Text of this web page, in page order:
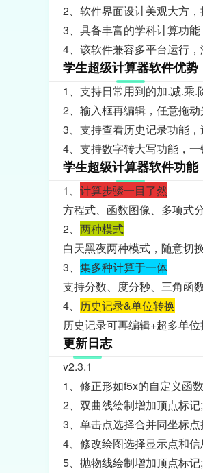
2、软件界面设计美观大方
3、具备丰富的学科计算功能
4、该软件兼容多平台运行
学生超级计算器软件优势
1、支持日常用到的加.减.乘
2、输入框再编辑，任意拖
3、支持查看历史记录功能
4、支持数字转大写功能，
学生超级计算器软件功能
1、 计算步骤一目了然
方程式、函数图像、多项式
2、 两种模式
白天黑夜两种模式，随意切
3、 集多种计算于一体
支持分数、度分秒、三角函数
4、 历史记录&单位转换
历史记录可再编辑+超多单
更新日志
v2.3.1
1、修正形如f5x的自定义函
2、双曲线绘制增加顶点标记;
3、单击点选择合并同坐标点
4、修改绘图选择显示点和
5、抛物线绘制增加顶点标记;